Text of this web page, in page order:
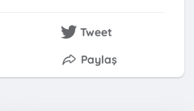
Tweet
Paylaş